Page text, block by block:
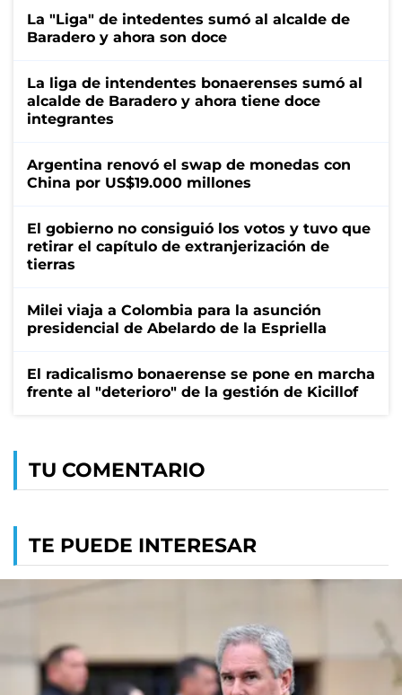
La "Liga" de intedentes sumó al alcalde de
Baradero y ahora son doce
La liga de intendentes bonaerenses sumó al
alcalde de Baradero y ahora tiene doce
integrantes
Argentina renovó el swap de monedas con
China por US$19.000 millones
El gobierno no consiguió los votos y tuvo que
retirar el capítulo de extranjerización de
tierras
Milei viaja a Colombia para la asunción
presidencial de Abelardo de la Espriella
El radicalismo bonaerense se pone en marcha
frente al "deterioro" de la gestión de Kicillof
TU COMENTARIO
TE PUEDE INTERESAR